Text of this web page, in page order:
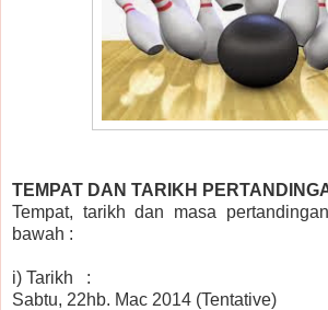
TEMPAT DAN TARIKH
Tempat, tarikh dan masa
bawah :
i) Tarikh
:
Sabtu, 22hb. Mac 2014 (Tentative)